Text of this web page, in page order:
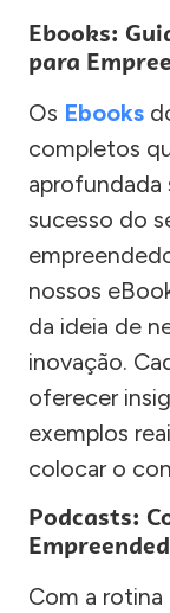
Ebooks:
para
Os Ebooks
completos
aprofundada
sucesso do
nossos
da ideia de
inovação.
oferecer
exemplos
colocar o
Podcasts:
Com a